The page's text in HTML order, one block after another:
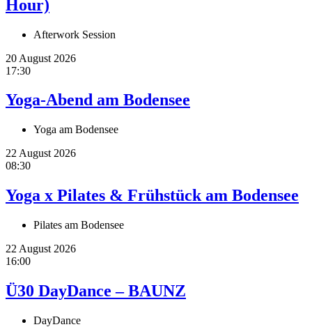
Hour)
Afterwork Session
20 August 2026
17:30
Yoga-Abend am Bodensee
Yoga am Bodensee
22 August 2026
08:30
Yoga x Pilates & Frühstück am Bodensee
Pilates am Bodensee
22 August 2026
16:00
Ü30 DayDance – BAUNZ
DayDance